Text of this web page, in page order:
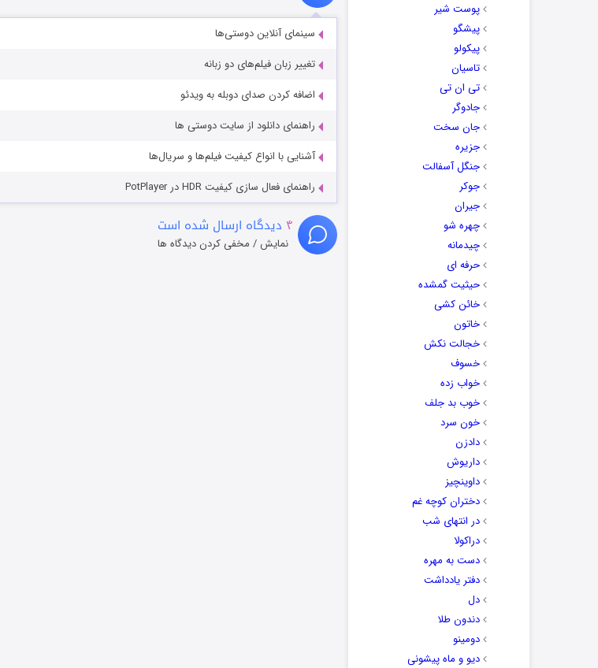
پوست شیر
پیشگو
پیکولو
تاسیان
تی ان تی
جادوگر
جان سخت
جزیره
جنگل آسفالت
جوکر
جیران
چهره شو
چیدمانه
حرفه ای
حیثیت گمشده
خائن کشی
خاتون
خجالت نکش
خسوف
خواب زده
خوب بد جلف
خون سرد
دادزن
داریوش
داوینچیز
دختران کوچه غم
در انتهای شب
دراکولا
دست به مهره
دفتر یادداشت
دل
دندون طلا
دومینو
دیو و ماه پیشونی
سینمای آنلاین دوستی‌ها
تغییر زبان فیلم‌های دو زبانه
اضافه کردن صدای دوبله به ویدئو
راهنمای دانلود از سایت دوستی ها
آشنایی با انواع کیفیت فیلم‌ها و سریال‌ها
راهنمای فعال سازی کیفیت HDR در PotPlayer
۴ دیدگاه ارسال شده است
نمایش / مخفی کردن دیدگاه ها